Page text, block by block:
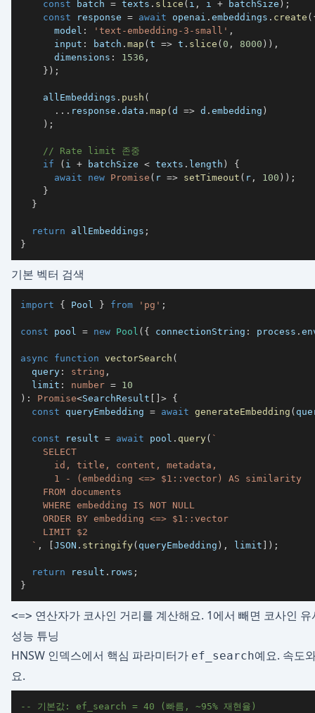
const batch = texts . slice ( i , i + batchSize ) ;
const response = await openai . embeddings . create (
      model
: 'text-embedding-3-small' ,
      input
: batch . map (t => t . slice (0 , 8000 ) ) ,
      dimensions
: 1536 ,
} ) ;
    allEmbeddings
. push (
... response . data . map (d => d . embedding )
) ;
// Rate limit 존중
if
( i + batchSize < texts . length )
{
await
new Promise ( r => setTimeout ( r , 100 ) ) ;
}
}
return allEmbeddings ;
}
기본 벡터 검색
import { Pool } from 'pg' ;
const pool = new Pool ( { connectionString : process .
async function vectorSearch (
  query
: string ,
  limit
: number = 10
) : Promise<SearchResult [ ] > {
const queryEmbedding = await generateEmbedding (
const result = await pool . query( `
` , [JSON . stringify( queryEmbedding ) , limit ] ) ;
return result . rows ;
}
<=> 연산자가 코사인 거리를 계산해요. 1에서 빼면 코사인
성능 튜닝
HNSW 인덱스에서 핵심 파라미터가 ef_search예요. 속도
요.
-- 기본값: ef_search = 40 (빠름, ~95% 재현율)